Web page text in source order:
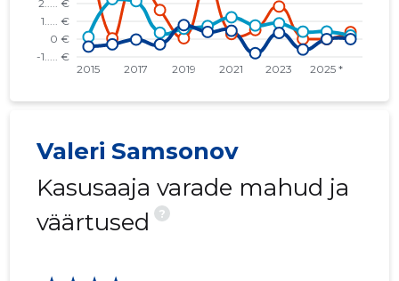
Valeri Samsonov
Kasusaaja varade mahud ja
väärtused
?